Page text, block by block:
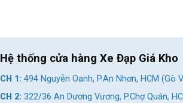
Hệ thống cửa hàng Xe Đạp Giá Kho
CH 1: 494 Nguyễn Oanh, P.An Nhơn, HCM (Gò
CH 2: 322/36 An Dương Vương, P.Chợ Quán,